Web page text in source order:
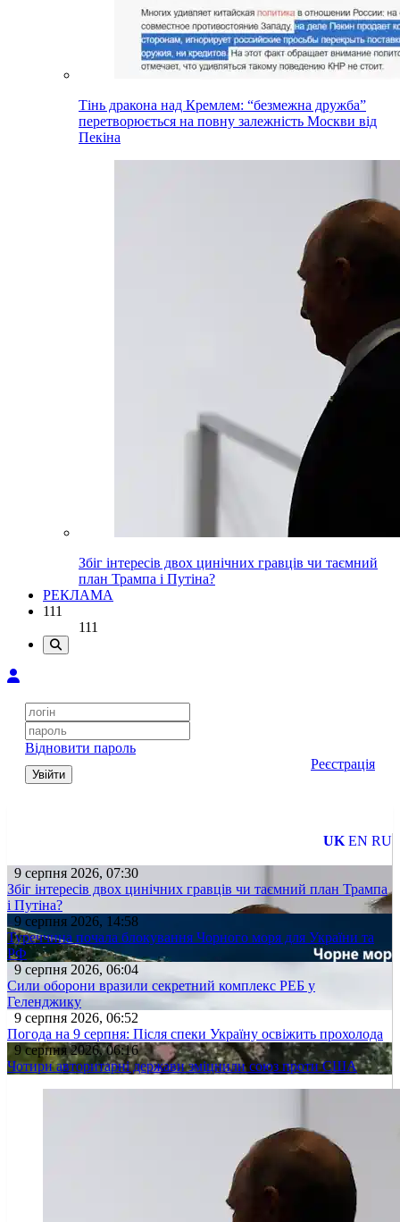
Тінь дракона над Кремлем: “безмежна дружба”
перетворюється на повну залежність Москви від
Пекіна
Збіг інтересів двох цинічних гравців чи таємний
план Трампа і Путіна?
РЕКЛАМА
111
111
Відновити пароль
Увійти
Реєстрація
UK EN RU
9 серпня 2026, 07:30
Збіг інтересів двох цинічних гравців чи таємний план Трампа
і Путіна?
9 серпня 2026, 14:58
Туреччина почала блокування Чорного моря для України та
РФ
9 серпня 2026, 06:04
Сили оборони вразили секретний комплекс РЕБ у
Геленджику
9 серпня 2026, 06:52
Погода на 9 серпня: Після спеки Україну освіжить прохолода
9 серпня 2026, 06:16
Чотири авторитарні держави зміцнили союз проти США